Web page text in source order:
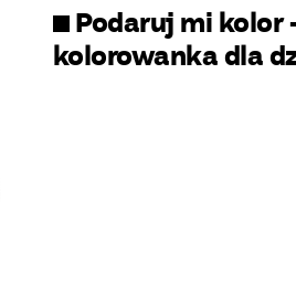
Podaruj mi kolor
kolorowanka dla